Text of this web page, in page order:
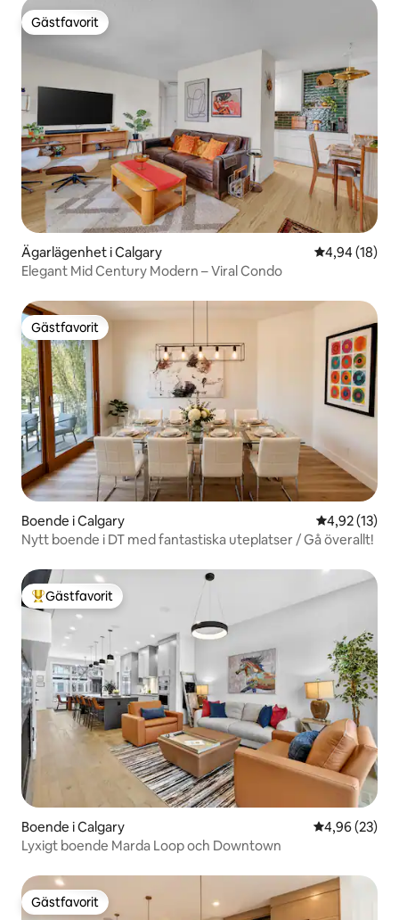
Gästfavorit
Gästfavorit
Ägarlägenhet i Calgary 4,94 av 5 i
4,94 (18)
Elegant Mid Century Modern – Viral Condo
Gästfavorit
Gästfavorit
Boende i Calgary 4,92 av 5 i
4,92 (13)
Nytt boende i DT med fantastiska uteplatser / Gå överallt!
Populär gästfavorit
Gästfavorit
Boende i Calgary 4,96 av 5 i
4,96 (23)
Lyxigt boende Marda Loop och Downtown
Gästfavorit
Gästfavorit